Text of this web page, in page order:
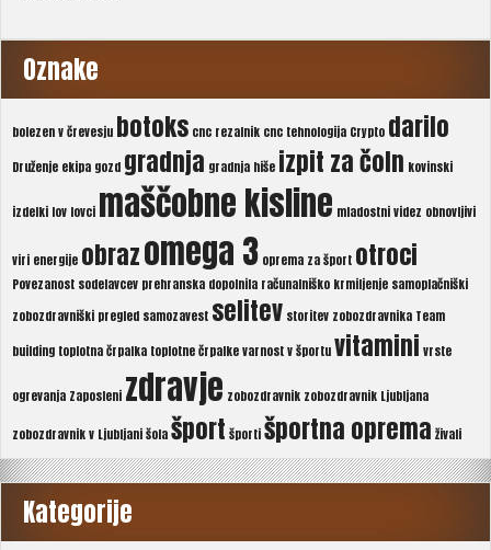
Oznake
bolezen v črevesju botoks cnc rezalnik cnc tehnologija Crypto darilo
Druženje ekipa gozd gradnja gradnja hiše izpit za čoln kovinski
izdelki lov lovci maščobne kisline mladostni videz obnovljivi
viri energije obrazomega 3 oprema za šport otroci
Povezanost sodelavcev prehranska dopolnila računalniško krmiljenje samoplačniški
zobozdravniški pregled samozavest selitev storitev zobozdravnika Team
building toplotna črpalka toplotne črpalkevarnost v športuvitamini vrste
ogrevanja Zaposleni zdravje zobozdravnik zobozdravnik Ljubljana
zobozdravnik v Ljubljanišolašport športišportna oprema živali
Kategorije